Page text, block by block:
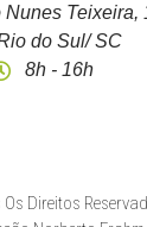
Teixeira,
do Sul/ SC
8h - 16h
Direitos